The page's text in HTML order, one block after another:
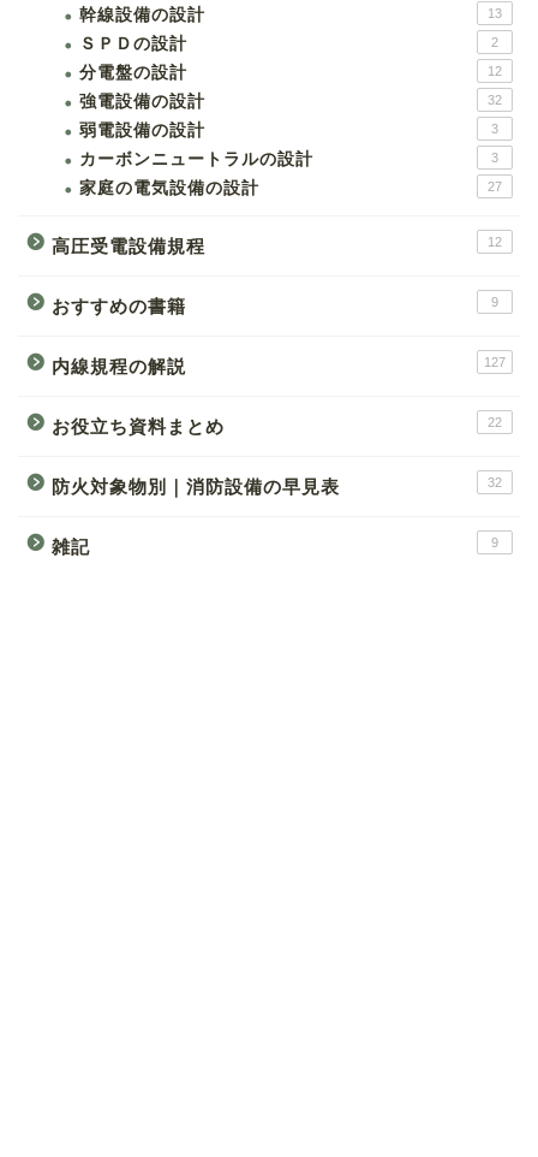
幹線設備の設計 13
ＳＰＤの設計 2
分電盤の設計 12
強電設備の設計 32
弱電設備の設計 3
カーボンニュートラルの設計 3
家庭の電気設備の設計 27
高圧受電設備規程 12
おすすめの書籍 9
内線規程の解説 127
お役立ち資料まとめ 22
防火対象物別｜消防設備の早見表 32
雑記 9